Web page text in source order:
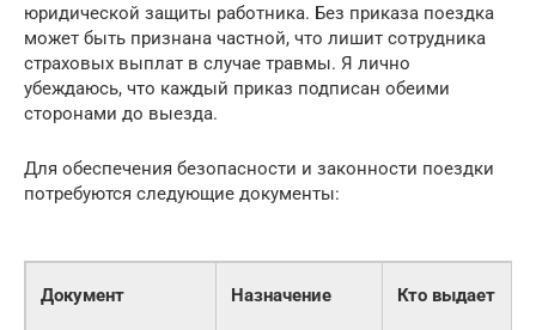
юридической защиты работника. Без приказа поездка
может быть признана частной, что лишит сотрудника
страховых выплат в случае травмы. Я лично
убеждаюсь, что каждый приказ подписан обеими
сторонами до выезда.
Для обеспечения безопасности и законности поездки
потребуются следующие документы:
Документ Назначение Кто выдает